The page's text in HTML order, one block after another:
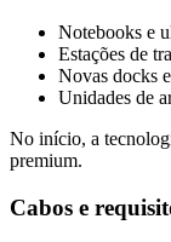
Notebooks e
Estações de
Novas docks
Unidades de
No início, a
premium.
Cabos e